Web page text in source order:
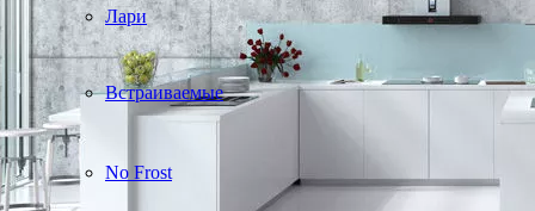
Лари
Встраиваемые
No Frost